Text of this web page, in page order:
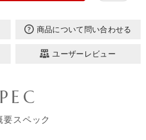
商品について問い合わせる
ユーザーレビュー
要スペック